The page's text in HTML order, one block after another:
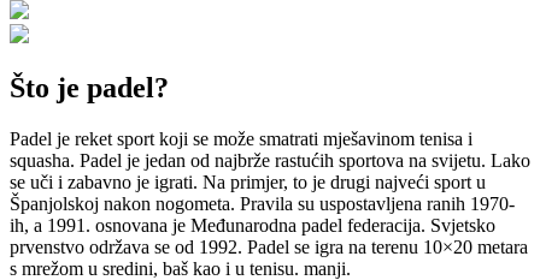
Što je padel?
Padel je reket sport koji se može smatrati mješavinom tenisa i
squasha. Padel je jedan od najbrže rastućih sportova na svijetu. Lako
se uči i zabavno je igrati. Na primjer, to je drugi najveći sport u
Španjolskoj nakon nogometa. Pravila su uspostavljena ranih 1970-
ih, a 1991. osnovana je Međunarodna padel federacija. Svjetsko
prvenstvo održava se od 1992. Padel se igra na terenu 10×20 metara
s mrežom u sredini, baš kao i u tenisu. manji.